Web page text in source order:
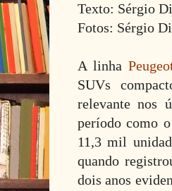
Texto: Sérgio
Fotos: Sérgio
A linha
SUVs
relevante nos
período como
11,3 mil
quando
dois anos